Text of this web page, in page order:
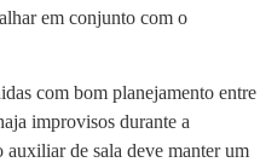
em conjunto com o
com bom planejamento entre
improvisos durante a
de sala deve manter um